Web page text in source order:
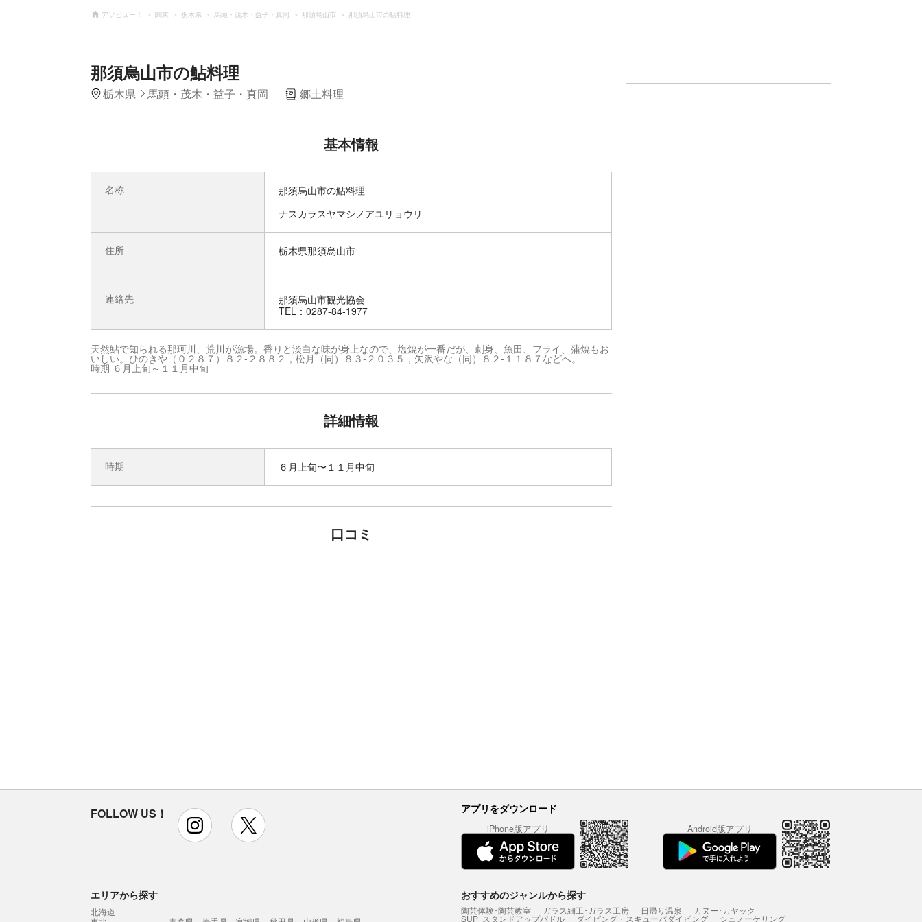
アソビュー！ 関東 栃木県 馬頭・茂木・益子・真岡 那須烏山市 那須烏山市の鮎料理
那須烏山市の鮎料理
栃木県 馬頭・茂木・益子・真岡 郷土料理
基本情報
名称
那須烏山市の鮎料理
ナスカラスヤマシノアユリョウリ
住所 栃木県那須烏山市
連絡先
那須烏山市観光協会
TEL：0287-84-1977
天然鮎で知られる那珂川、荒川が漁場。香りと淡白な味が身上なので、塩焼が一番だが、刺身、魚田、フライ、蒲焼もお
いしい。ひのきや（０２８７）８２-２８８２，松月（同）８３-２０３５，矢沢やな（同）８２-１１８７などへ。
時期 ６月上旬～１１月中旬
詳細情報
時期 ６月上旬〜１１月中旬
口コミ
FOLLOW US！ instagram アプリをダウンロード
iPhone版アプリ Android版アプリ
エリアから探す
北海道
おすすめのジャンルから探す
陶芸体験･陶芸教室 ガラス細工･ガラス工房 日帰り温泉 カヌー･カヤック
SUP･スタンドアップパドル ダイビング・スキューバダイビング シュノーケリング